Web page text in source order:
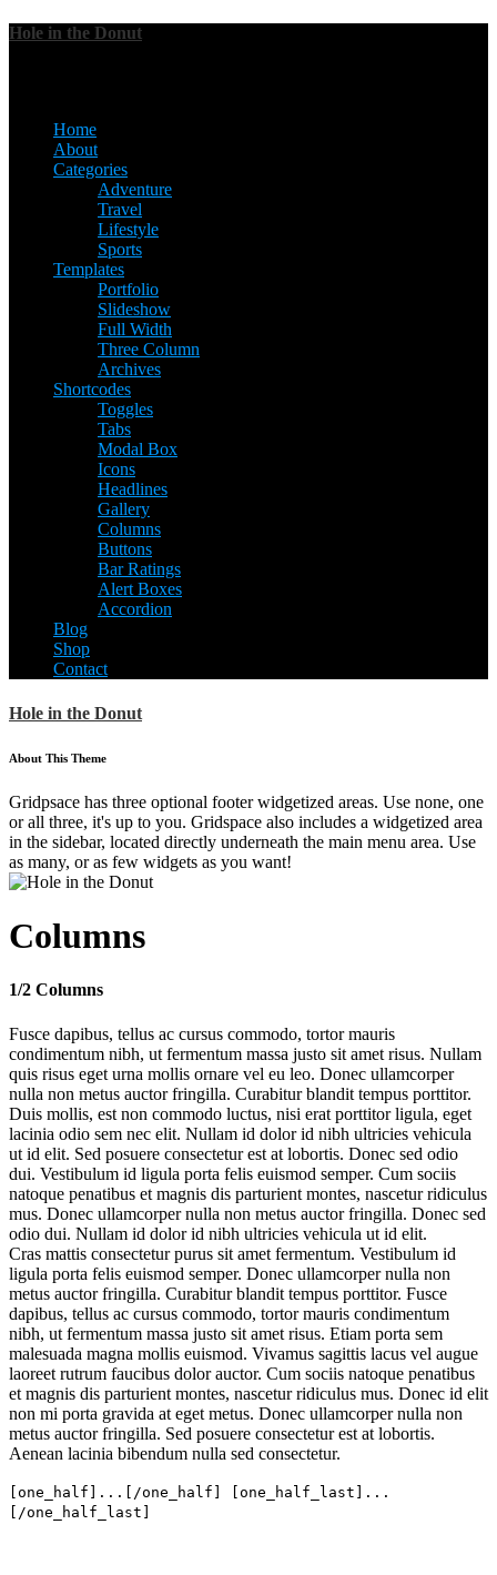
Hole in the Donut
Home
About
Categories
Adventure
Travel
Lifestyle
Sports
Templates
Portfolio
Slideshow
Full Width
Three Column
Archives
Shortcodes
Toggles
Tabs
Modal Box
Icons
Headlines
Gallery
Columns
Buttons
Bar Ratings
Alert Boxes
Accordion
Blog
Shop
Contact
Hole in the Donut
About This Theme
Gridpsace has three optional footer widgetized areas. Use none, one
or all three, it's up to you. Gridspace also includes a widgetized area
in the sidebar, located directly underneath the main menu area. Use
as many, or as few widgets as you want!
Columns
1/2 Columns
Fusce dapibus, tellus ac cursus commodo, tortor mauris
condimentum nibh, ut fermentum massa justo sit amet risus. Nullam
quis risus eget urna mollis ornare vel eu leo. Donec ullamcorper
nulla non metus auctor fringilla. Curabitur blandit tempus porttitor.
Duis mollis, est non commodo luctus, nisi erat porttitor ligula, eget
lacinia odio sem nec elit. Nullam id dolor id nibh ultricies vehicula
ut id elit. Sed posuere consectetur est at lobortis. Donec sed odio
dui. Vestibulum id ligula porta felis euismod semper. Cum sociis
natoque penatibus et magnis dis parturient montes, nascetur ridiculus
mus. Donec ullamcorper nulla non metus auctor fringilla. Donec sed
odio dui. Nullam id dolor id nibh ultricies vehicula ut id elit.
Cras mattis consectetur purus sit amet fermentum. Vestibulum id
ligula porta felis euismod semper. Donec ullamcorper nulla non
metus auctor fringilla. Curabitur blandit tempus porttitor. Fusce
dapibus, tellus ac cursus commodo, tortor mauris condimentum
nibh, ut fermentum massa justo sit amet risus. Etiam porta sem
malesuada magna mollis euismod. Vivamus sagittis lacus vel augue
laoreet rutrum faucibus dolor auctor. Cum sociis natoque penatibus
et magnis dis parturient montes, nascetur ridiculus mus. Donec id elit
non mi porta gravida at eget metus. Donec ullamcorper nulla non
metus auctor fringilla. Sed posuere consectetur est at lobortis.
Aenean lacinia bibendum nulla sed consectetur.
[one_half]...[/one_half] [one_half_last]...
[/one_half_last]